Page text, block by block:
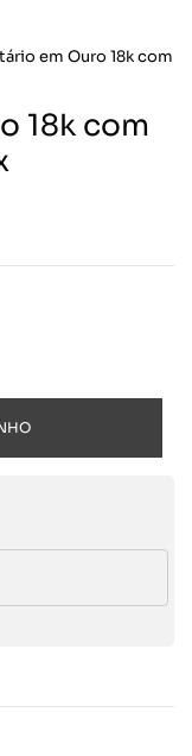
em Ouro 18k com
18k com